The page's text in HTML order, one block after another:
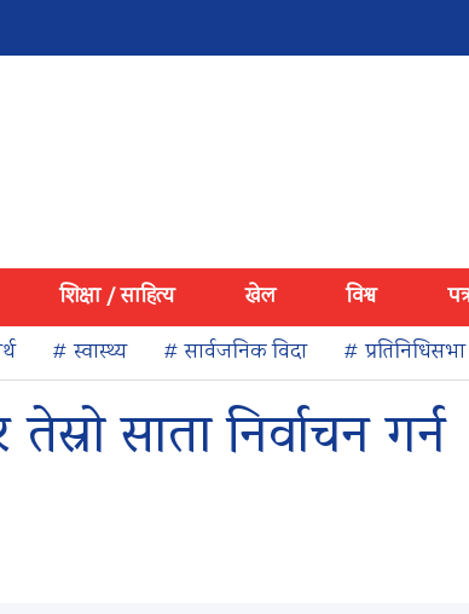
शिक्षा / साहित्य खेल विश्व
# स्वास्थ्य # सार्वजनिक विदा # प्रतिनिधिसभा
साता निर्वाचन गर्न